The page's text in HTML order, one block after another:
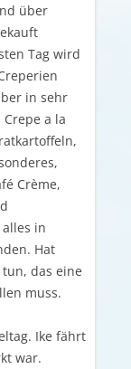
über
Tag wird
in sehr
a la
Crème,
in
Hat
das eine
muss.
Ike fährt
war.